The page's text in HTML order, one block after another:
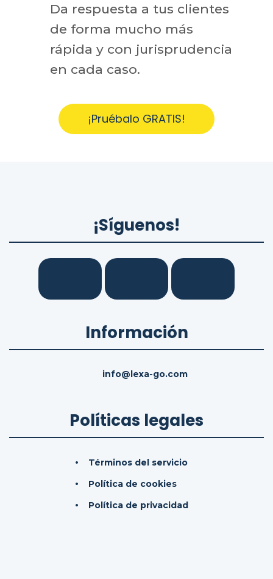
Da respuesta a tus clientes
de forma mucho más
rápida y con jurisprudencia
en cada caso.
¡Pruébalo GRATIS!
¡Síguenos!
Información
info@lexa-go.com
Políticas legales
Términos del servicio
Política de cookies
Política de privacidad